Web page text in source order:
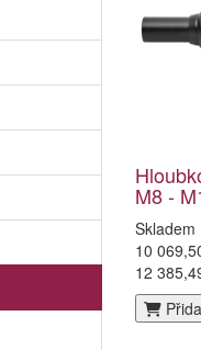
M8 -
Skladem
10
12